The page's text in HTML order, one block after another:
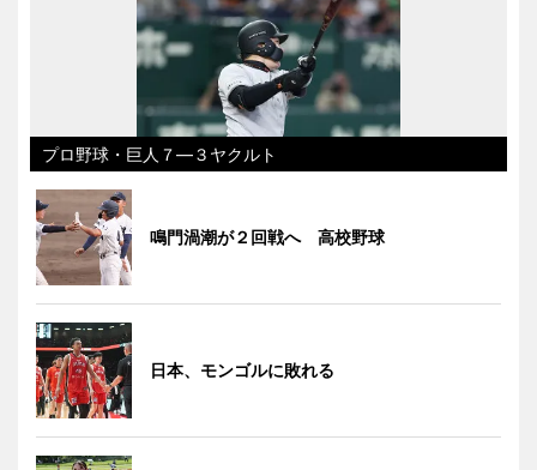
プロ野球・巨人７―３ヤクルト
鳴門渦潮が２回戦へ 高校野球
日本、モンゴルに敗れる